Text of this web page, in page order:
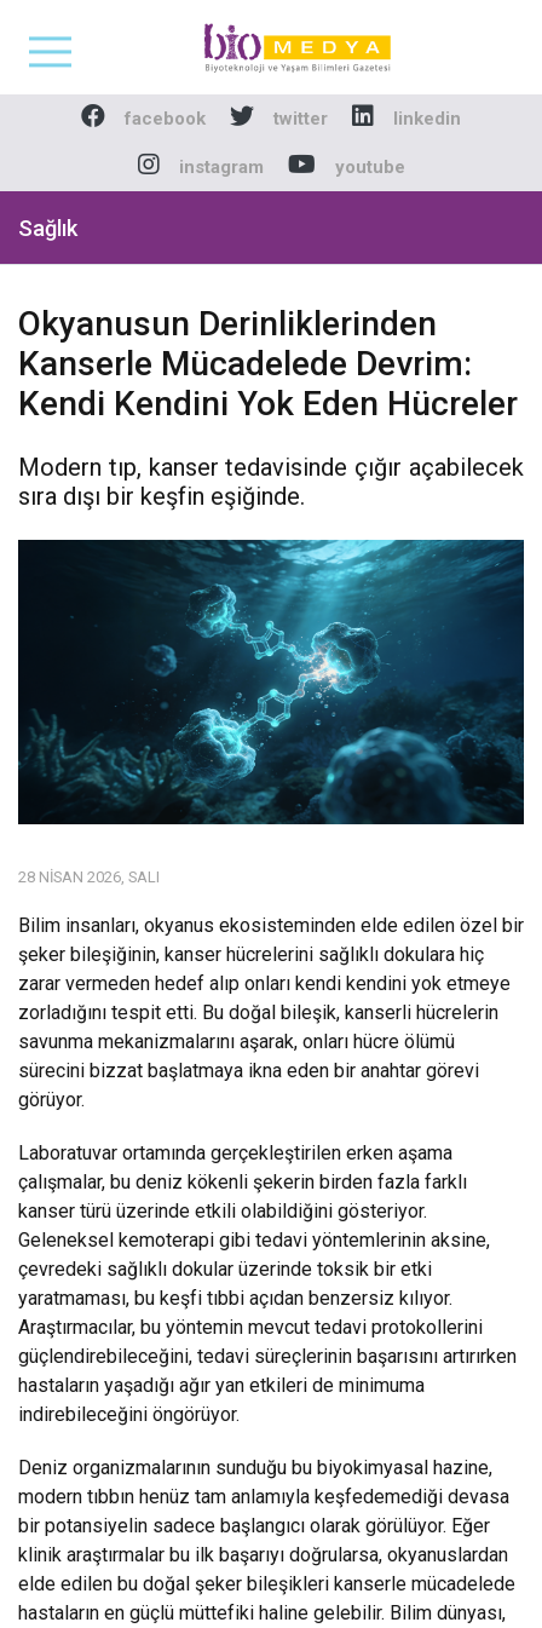
Biomedya -
facebook twitter linkedin
instagram youtube
Sağlık
Okyanusun Derinliklerinden
Kanserle Mücadelede Devrim:
Kendi Kendini Yok Eden Hücreler
Modern tıp, kanser tedavisinde çığır açabilecek
sıra dışı bir keşfin eşiğinde.
28 NISAN 2026, SALI
Bilim insanları, okyanus ekosisteminden elde edilen özel bir
şeker bileşiğinin, kanser hücrelerini sağlıklı dokulara hiç
zarar vermeden hedef alıp onları kendi kendini yok etmeye
zorladığını tespit etti. Bu doğal bileşik, kanserli hücrelerin
savunma mekanizmalarını aşarak, onları hücre ölümü
sürecini bizzat başlatmaya ikna eden bir anahtar görevi
görüyor.
Laboratuvar ortamında gerçekleştirilen erken aşama
çalışmalar, bu deniz kökenli şekerin birden fazla farklı
kanser türü üzerinde etkili olabildiğini gösteriyor.
Geleneksel kemoterapi gibi tedavi yöntemlerinin aksine,
çevredeki sağlıklı dokular üzerinde toksik bir etki
yaratmaması, bu keşfi tıbbi açıdan benzersiz kılıyor.
Araştırmacılar, bu yöntemin mevcut tedavi protokollerini
güçlendirebileceğini, tedavi süreçlerinin başarısını artırırken
hastaların yaşadığı ağır yan etkileri de minimuma
indirebileceğini öngörüyor.
Deniz organizmalarının sunduğu bu biyokimyasal hazine,
modern tıbbın henüz tam anlamıyla keşfedemediği devasa
bir potansiyelin sadece başlangıcı olarak görülüyor. Eğer
klinik araştırmalar bu ilk başarıyı doğrularsa, okyanuslardan
elde edilen bu doğal şeker bileşikleri kanserle mücadelede
hastaların en güçlü müttefiki haline gelebilir. Bilim dünyası,